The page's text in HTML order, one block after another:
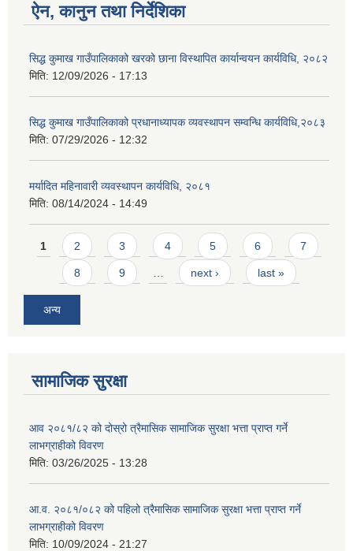
ऐन, कानुन तथा निर्देशिका
सिद्ध कुमाख गाउँपालिकाको खरको छाना विस्थापित कार्यान्वयन कार्यविधि, २०८२
मिति: 12/09/2026 - 17:13
सिद्ध कुमाख गाउँपालिकाको प्रधानाध्यापक व्यवस्थापन सम्वन्धि कार्यविधि,२०८३
मिति: 07/29/2026 - 12:32
मर्यादित महिनावारी व्यवस्थापन कार्यविधि, २०८१
मिति: 08/14/2024 - 14:49
Pages
1 2 3 4 5 6 7
8 9 … next › last »
अन्य
सामाजिक सुरक्षा
आव २०८१/८२ को दोस्रो त्रैमासिक सामाजिक सुरक्षा भत्ता प्राप्त गर्ने
लाभग्राहीको विवरण
मिति: 03/26/2025 - 13:28
आ.व. २०८१/०८२ को पहिलो त्रैमासिक सामाजिक सुरक्षा भत्ता प्राप्त गर्ने
लाभग्राहीको विवरण
मिति: 10/09/2024 - 21:27